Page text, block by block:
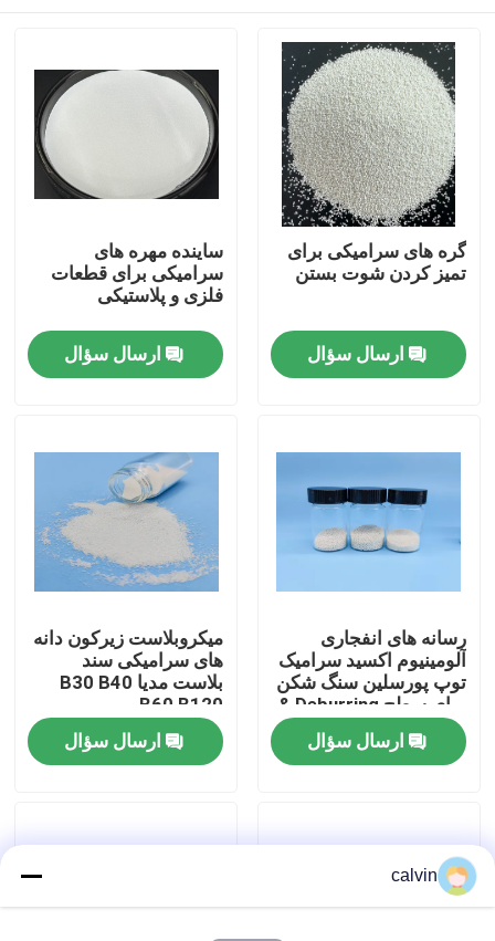
محصولات
کارخانه تور
تماس با ما
درخواست نقل قول
بلست مهره سرامیکی
گره های سرامیکی برای
تمیز کردن شوت بستن
ارسال سؤال
ساینده مهره های
سرامیکی برای قطعات
فلزی و پلاستیکی
ارسال سؤال
رسانه های انفجاری
آلومینیوم اکسید سرامیک
توپ پورسلین سنگ شکن
برای سطح Deburring &
پولیش Grit 36 سفارشی
ارسال سؤال
میکروبلاست زیرکون دانه
های سرامیکی سند
بلاست مدیا B30 B40
B60 B120
ارسال سؤال
calvin